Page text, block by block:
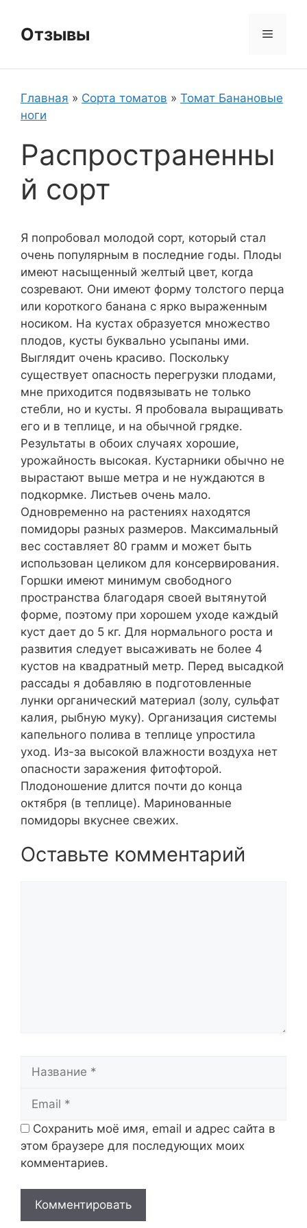
содержимому
Отзывы Меню
Главная » Сорта томатов » Томат Банановые
ноги
Распространенны
й сорт
Я попробовал молодой сорт, который стал
очень популярным в последние годы. Плоды
имеют насыщенный желтый цвет, когда
созревают. Они имеют форму толстого перца
или короткого банана с ярко выраженным
носиком. На кустах образуется множество
плодов, кусты буквально усыпаны ими.
Выглядит очень красиво. Поскольку
существует опасность перегрузки плодами,
мне приходится подвязывать не только
стебли, но и кусты. Я пробовала выращивать
его и в теплице, и на обычной грядке.
Результаты в обоих случаях хорошие,
урожайность высокая. Кустарники обычно не
вырастают выше метра и не нуждаются в
подкормке. Листьев очень мало.
Одновременно на растениях находятся
помидоры разных размеров. Максимальный
вес составляет 80 грамм и может быть
использован целиком для консервирования.
Горшки имеют минимум свободного
пространства благодаря своей вытянутой
форме, поэтому при хорошем уходе каждый
куст дает до 5 кг. Для нормального роста и
развития следует высаживать не более 4
кустов на квадратный метр. Перед высадкой
рассады я добавляю в подготовленные
лунки органический материал (золу, сульфат
калия, рыбную муку). Организация системы
капельного полива в теплице упростила
уход. Из-за высокой влажности воздуха нет
опасности заражения фитофторой.
Плодоношение длится почти до конца
октября (в теплице). Маринованные
помидоры вкуснее свежих.
Оставьте комментарий
Сохранить моё имя, email и адрес сайта в
этом браузере для последующих моих
комментариев.